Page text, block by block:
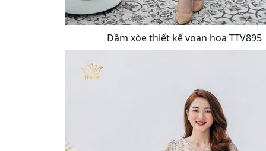
Đầm xòe thiết kế voan hoa TTV895